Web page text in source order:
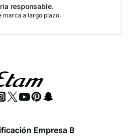
responsable.
marca a largo plazo.
Empresa B